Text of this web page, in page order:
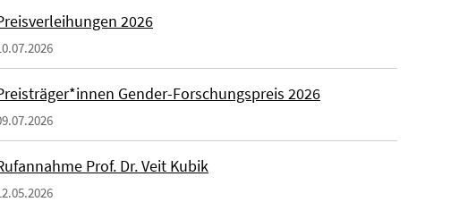
2026
Gender-Forschungspreis 2026
Prof. Dr. Veit Kubik